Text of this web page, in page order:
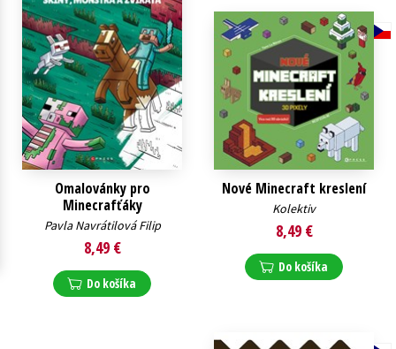
Technické vedy
Učebnice
Umenie a kultúra
Výchova a pedagogika
Young adult
Young adult (SK)
Zdravie a životný štýl
Všetky tituly
Omalovánky pro
Minecrafťáky
Pavla Navrátilová Filip
8,49 €
Do košíka
Nové Minecraft kreslení
Kolektiv
8,49 €
Do košíka